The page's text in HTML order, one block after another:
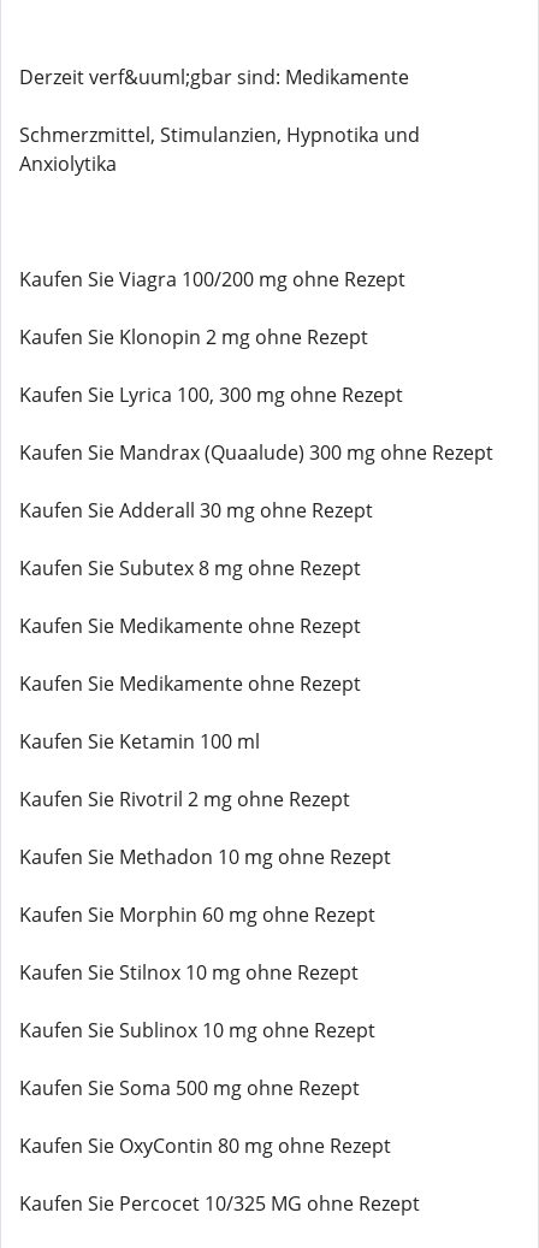
Derzeit verf&uuml;gbar sind: Medikamente
Schmerzmittel, Stimulanzien, Hypnotika und
Anxiolytika
Kaufen Sie Viagra 100/200 mg ohne Rezept
Kaufen Sie Klonopin 2 mg ohne Rezept
Kaufen Sie Lyrica 100, 300 mg ohne Rezept
Kaufen Sie Mandrax (Quaalude) 300 mg ohne Rezept
Kaufen Sie Adderall 30 mg ohne Rezept
Kaufen Sie Subutex 8 mg ohne Rezept
Kaufen Sie Medikamente ohne Rezept
Kaufen Sie Medikamente ohne Rezept
Kaufen Sie Ketamin 100 ml
Kaufen Sie Rivotril 2 mg ohne Rezept
Kaufen Sie Methadon 10 mg ohne Rezept
Kaufen Sie Morphin 60 mg ohne Rezept
Kaufen Sie Stilnox 10 mg ohne Rezept
Kaufen Sie Sublinox 10 mg ohne Rezept
Kaufen Sie Soma 500 mg ohne Rezept
Kaufen Sie OxyContin 80 mg ohne Rezept
Kaufen Sie Percocet 10/325 MG ohne Rezept